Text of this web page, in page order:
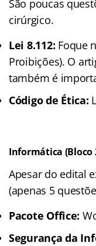
São poucas
cirúrgico.
Lei 8.112: Foque
Proibições). O
também é
Código de Ética:
Informática (Bloco
Apesar do edital
(apenas 5
Pacote Office:
Segurança da